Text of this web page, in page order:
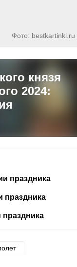
Фото: bestkartinki.ru
князя
2024:
праздника
праздника